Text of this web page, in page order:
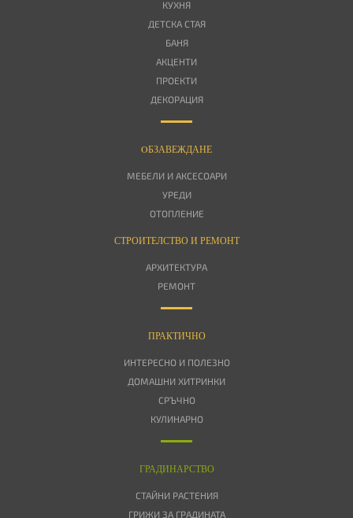
КУХНЯ
ДЕТСКА СТАЯ
БАНЯ
АКЦЕНТИ
ПРОЕКТИ
ДЕКОРАЦИЯ
OБЗАВЕЖДАНЕ
МЕБЕЛИ И АКСЕСОАРИ
УРЕДИ
ОТОПЛЕНИЕ
СТРОИТЕЛСТВО И РЕМОНТ
АРХИТЕКТУРА
РЕМОНТ
ПРАКТИЧНО
ИНТЕРЕСНО И ПОЛЕЗНО
ДОМАШНИ ХИТРИНКИ
СРЪЧНО
КУЛИНАРНО
ГРАДИНАРСТВО
СТАЙНИ РАСТЕНИЯ
ГРИЖИ ЗА ГРАДИНАТА